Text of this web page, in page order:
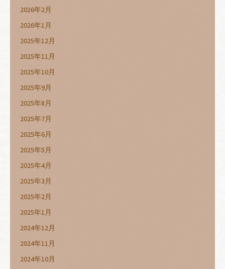
2026年2月
2026年1月
2025年12月
2025年11月
2025年10月
2025年9月
2025年8月
2025年7月
2025年6月
2025年5月
2025年4月
2025年3月
2025年2月
2025年1月
2024年12月
2024年11月
2024年10月